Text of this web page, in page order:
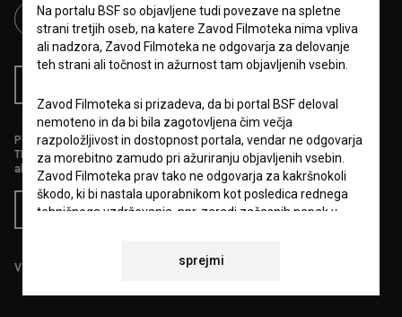
Podprite nas z donacijo na
TRR: SI56 6100 0001 5706 684,
ali s kreditno kartico:
Doniraj
Vse cene vsebujejo DDV.
Na portalu BSF so objavljene tudi povezave na spletne
strani tretjih oseb, na katere Zavod Filmoteka nima vpliva
ali nadzora, Zavod Filmoteka ne odgovarja za delovanje
teh strani ali točnost in ažurnost tam objavljenih vsebin.
Zavod Filmoteka si prizadeva, da bi portal BSF deloval
nemoteno in da bi bila zagotovljena čim večja
razpoložljivost in dostopnost portala, vendar ne odgovarja
za morebitno zamudo pri ažuriranju objavljenih vsebin.
Zavod Filmoteka prav tako ne odgovarja za kakršnokoli
škodo, ki bi nastala uporabnikom kot posledica rednega
tehničnega vzdrževanja, npr. zaradi začasnih napak v
vse napake odpraviti v najkrajšem možnem času.
sprejmi